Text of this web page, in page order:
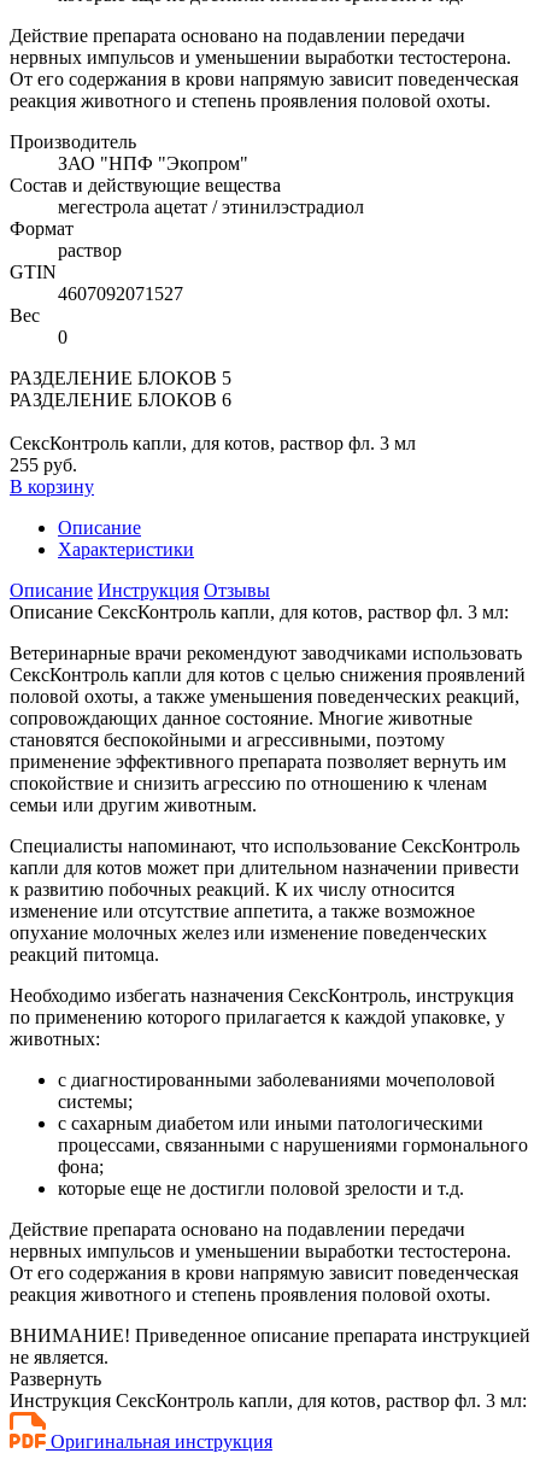
Действие препарата основано на подавлении передачи
нервных импульсов и уменьшении выработки тестостерона.
От его содержания в крови напрямую зависит поведенческая
реакция животного и степень проявления половой охоты.
Производитель
ЗАО "НПФ "Экопром"
Состав и действующие вещества
мегестрола ацетат / этинилэстрадиол
Формат
раствор
GTIN
4607092071527
Вес
0
РАЗДЕЛЕНИЕ БЛОКОВ 5
РАЗДЕЛЕНИЕ БЛОКОВ 6
СексКонтроль капли, для котов, раствор фл. 3 мл
255 руб.
В корзину
Описание
Характеристики
Описание Инструкция Отзывы
Описание СексКонтроль капли, для котов, раствор фл. 3 мл:
Ветеринарные врачи рекомендуют заводчиками использовать
СексКонтроль капли для котов с целью снижения проявлений
половой охоты, а также уменьшения поведенческих реакций,
сопровождающих данное состояние. Многие животные
становятся беспокойными и агрессивными, поэтому
применение эффективного препарата позволяет вернуть им
спокойствие и снизить агрессию по отношению к членам
семьи или другим животным.
Специалисты напоминают, что использование СексКонтроль
капли для котов может при длительном назначении привести
к развитию побочных реакций. К их числу относится
изменение или отсутствие аппетита, а также возможное
опухание молочных желез или изменение поведенческих
реакций питомца.
Необходимо избегать назначения СексКонтроль, инструкция
по применению которого прилагается к каждой упаковке, у
животных:
с диагностированными заболеваниями мочеполовой
системы;
с сахарным диабетом или иными патологическими
процессами, связанными с нарушениями гормонального
фона;
которые еще не достигли половой зрелости и т.д.
Действие препарата основано на подавлении передачи
нервных импульсов и уменьшении выработки тестостерона.
От его содержания в крови напрямую зависит поведенческая
реакция животного и степень проявления половой охоты.
ВНИМАНИЕ! Приведенное описание препарата инструкцией
не является.
Развернуть
Инструкция СексКонтроль капли, для котов, раствор фл. 3 мл:
Оригинальная инструкция